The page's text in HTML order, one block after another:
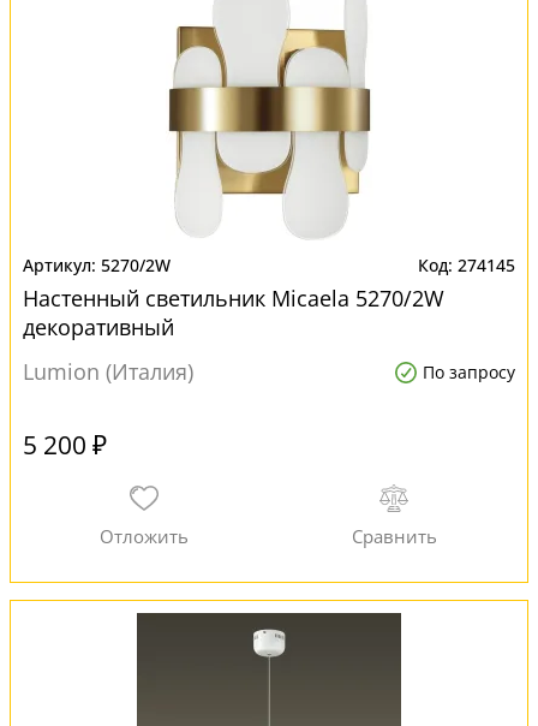
5270/2W 274145
Настенный светильник Micaela 5270/2W
декоративный
Lumion (Италия)
По запросу
5 200 ₽